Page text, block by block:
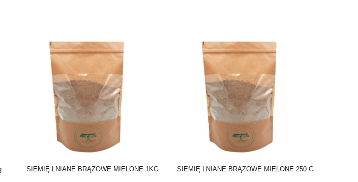
SIEMIĘ LNIANE BRĄZOWE MIELONE 1KG SIEMIĘ LNIANE BRĄZOWE MIELONE 250 G